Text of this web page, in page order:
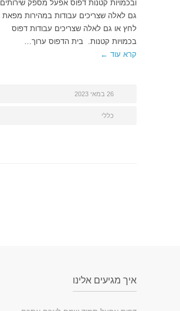
ובכמויות קטנות דפוס אפעל מספק שירותים
גם לאלה שצריכים עבודות במהירות מפאת
לחץ או גם לאלה שצריכים עבודות דפוס
בכמויות קטנות. בית הדפוס ערוך…
קרא עוד ←
26 במאי 2023
כללי
איך מגיעים אלינו